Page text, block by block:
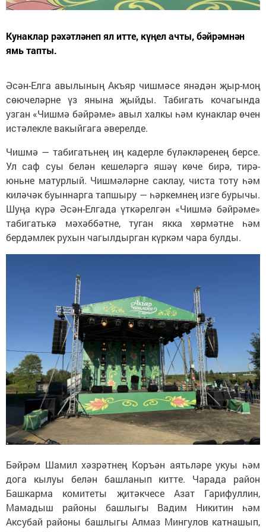
Кунаклар рәхәтләнеп ял итте, күңел ачты, бәйрәмнән
ямь тапты.
Әсән-Елга авылының Акъяр чишмәсе янәдән җыр-моң
сөючеләрне үз янына җыйды. Табигать кочагында
узган «Чишмә бәйрәме» авыл халкы һәм кунаклар өчен
истәлекле вакыйгага әверелде.
Чишмә — табигатьнең иң кадерле бүләкләренең берсе.
Ул саф суы белән кешеләргә яшәү көче бирә, тирә-
юньне матурлый. Чишмәләрне саклау, чиста тоту һәм
киләчәк буыннарга тапшыру — һәркемнең изге бурычы.
Шуңа күрә Әсән-Елгада үткәрелгән «Чишмә бәйрәме»
табигатькә мәхәббәтне, туган якка хөрмәтне һәм
бердәмлек рухын чагылдырган күркәм чара булды.
Бәйрәм Шамил хәзрәтнең Коръән аятьләре укуы һәм
дога кылуы белән башланып китте. Чарада район
Башкарма комитеты җитәкчесе Азат Гарифуллин,
Мамадыш районы башлыгы Вадим Никитин һәм
Аксубай районы башлыгы Алмаз Мингулов катнашып,